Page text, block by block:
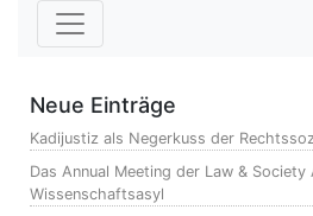
Neue Einträge
Kadijustiz als Negerkuss der
Das Annual Meeting der Law &
Wissenschaftsasyl